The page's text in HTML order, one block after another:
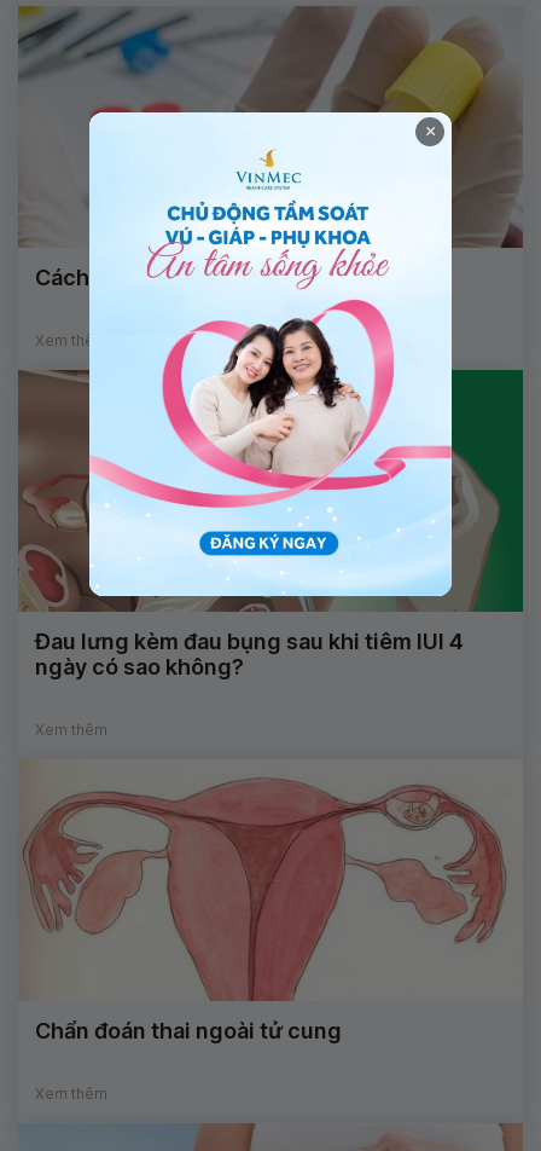
Cách đọc kết quả xét nghiệm beta HCG
Xem thêm
Đau lưng kèm đau bụng sau khi tiêm IUI 4
ngày có sao không?
Xem thêm
Chẩn đoán thai ngoài tử cung
Xem thêm
×